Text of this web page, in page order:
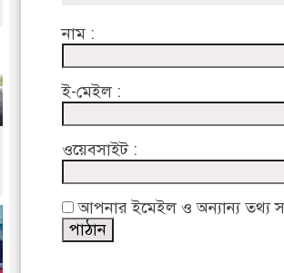
নাম :
ই-মেইল :
ওয়েবসাইট :
আপনার ইমেইল ও অন্যান্য তথ্য